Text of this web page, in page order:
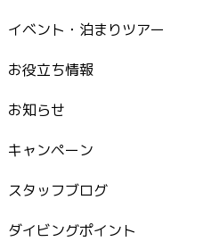
イベント・泊まりツアー
お役立ち情報
お知らせ
キャンペーン
スタッフブログ
ダイビングポイント